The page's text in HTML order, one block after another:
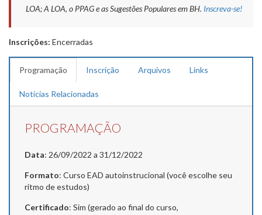
LOA; A LOA, o PPAG e as Sugestões Populares em BH. Inscreva-se!
Inscrições: Encerradas
Programação Inscrição Arquivos Links
Notícias Relacionadas
PROGRAMAÇÃO
Data: 26/09/2022 a 31/12/2022
Formato: Curso EAD autoinstrucional (você escolhe seu
ritmo de estudos)
Certificado: Sim (gerado ao final do curso,